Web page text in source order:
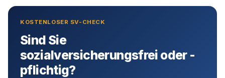
KOSTENLOSER SV-CHECK
Sind Sie
sozialversicherungsfrei oder -
pflichtig?